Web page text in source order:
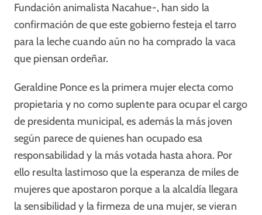
Fundación animalista Nacahue-, han sido la
confirmación de que este gobierno festeja el tarro
para la leche cuando aún no ha comprado la vaca
que piensan ordeñar.
Geraldine Ponce es la primera mujer electa como
propietaria y no como suplente para ocupar el cargo
de presidenta municipal, es además la más joven
según parece de quienes han ocupado esa
responsabilidad y la más votada hasta ahora. Por
ello resulta lastimoso que la esperanza de miles de
mujeres que apostaron porque a la alcaldía llegara
la sensibilidad y la firmeza de una mujer, se vieran